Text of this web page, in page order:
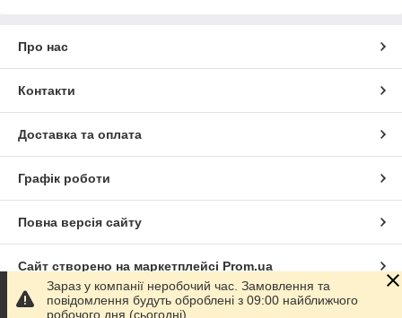
Про нас
Контакти
Доставка та оплата
Графік роботи
Повна версія сайту
Сайт створено на маркетплейсі Prom.ua
Політика конфіденційності
Зараз у компанії неробочий час. Замовлення та
повідомлення будуть оброблені з 09:00 найближчого
робочого дня (сьогодні).